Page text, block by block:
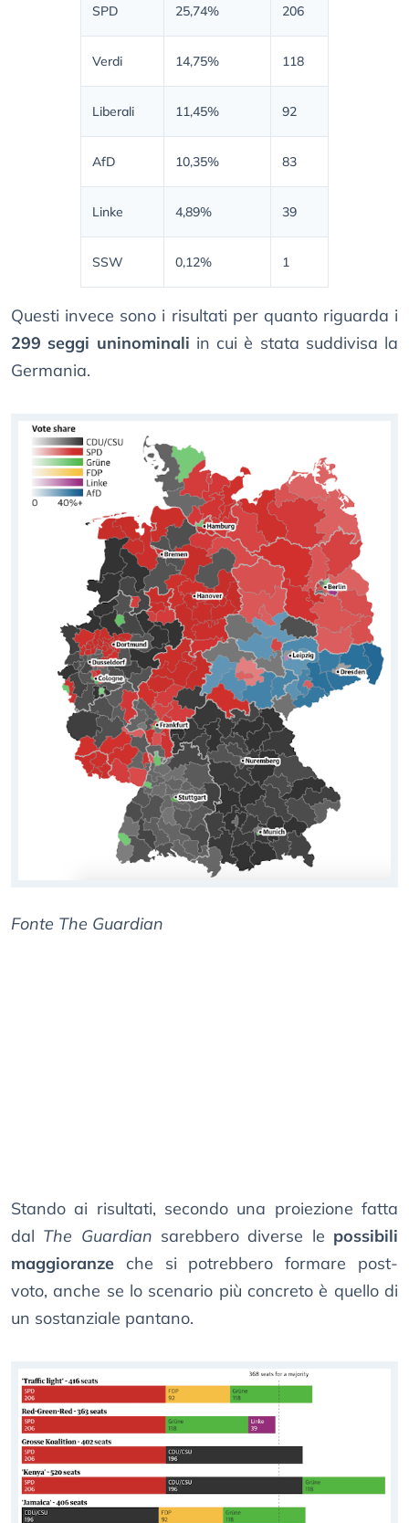
SPD 25,74% 206
Verdi 14,75% 118
Liberali 11,45% 92
AfD 10,35% 83
Linke 4,89% 39
SSW 0,12% 1
Questi invece sono i risultati per quanto riguarda i
299 seggi uninominali in cui è stata suddivisa la
Germania.
Fonte The Guardian
Stando ai risultati, secondo una proiezione fatta
dal The Guardian sarebbero diverse le possibili
maggioranze che si potrebbero formare post-
voto, anche se lo scenario più concreto è quello di
un sostanziale pantano.